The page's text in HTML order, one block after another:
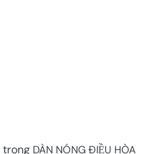
trong DÀN NÓNG ĐIỀU HÒA